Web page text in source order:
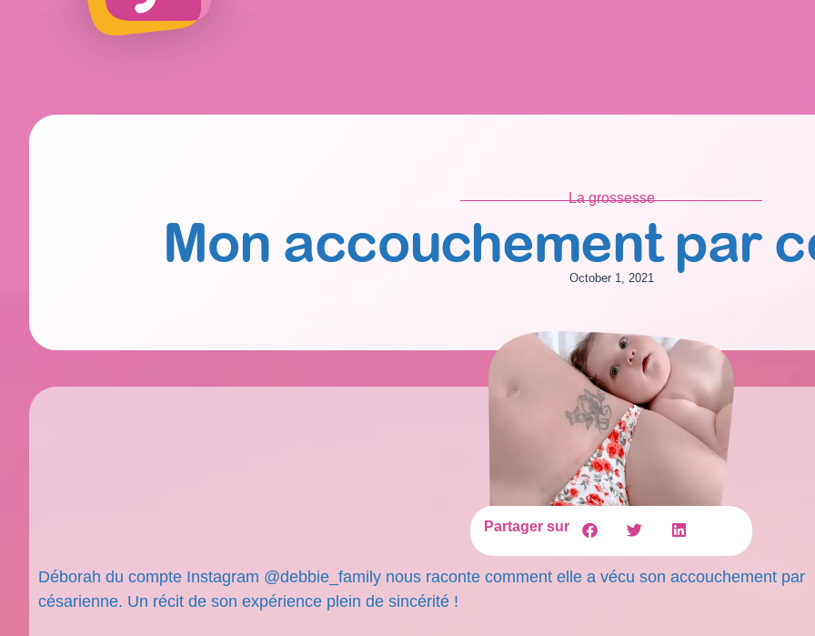
La grossesse
Mon accouchement par
October 1, 2021
Partager sur
Déborah du compte Instagram @debbie_family nous raconte comment elle a vécu son accouchement par
césarienne. Un récit de son expérience plein de sincérité !